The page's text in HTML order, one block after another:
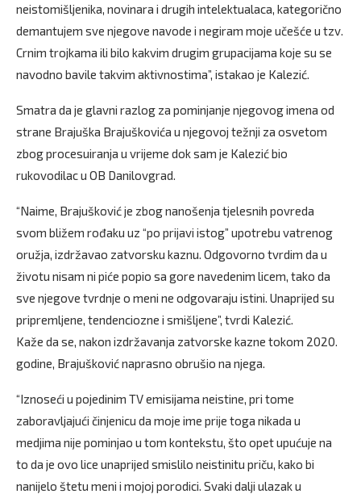
neistomišljenika, novinara i drugih intelektualaca, kategorično
demantujem sve njegove navode i negiram moje učešće u tzv.
Crnim trojkama ili bilo kakvim drugim grupacijama koje su se
navodno bavile takvim aktivnostima”, istakao je Kalezić.
Smatra da je glavni razlog za pominjanje njegovog imena od
strane Brajuška Brajuškovića u njegovoj težnji za osvetom
zbog procesuiranja u vrijeme dok sam je Kalezić bio
rukovodilac u OB Danilovgrad.
“Naime, Brajušković je zbog nanošenja tjelesnih povreda
svom bližem rođaku uz “po prijavi istog” upotrebu vatrenog
oružja, izdržavao zatvorsku kaznu. Odgovorno tvrdim da u
životu nisam ni piće popio sa gore navedenim licem, tako da
sve njegove tvrdnje o meni ne odgovaraju istini. Unaprijed su
pripremljene, tendenciozne i smišljene”, tvrdi Kalezić.
Kaže da se, nakon izdržavanja zatvorske kazne tokom 2020.
godine, Brajušković naprasno obrušio na njega.
“Iznoseći u pojedinim TV emisijama neistine, pri tome
zaboravljajući činjenicu da moje ime prije toga nikada u
medjima nije pominjao u tom kontekstu, što opet upućuje na
to da je ovo lice unaprijed smislilo neistinitu priču, kako bi
nanijelo štetu meni i mojoj porodici. Svaki dalji ulazak u